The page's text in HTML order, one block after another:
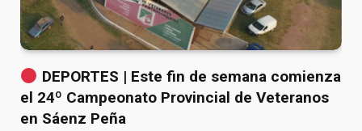
DEPORTES | Este fin de semana comienza
el 24º Campeonato Provincial de Veteranos
en Sáenz Peña